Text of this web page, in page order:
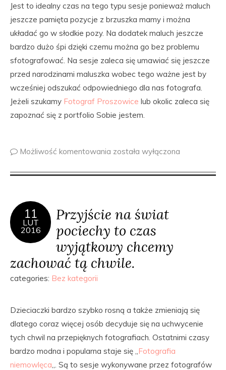
Jest to idealny czas na tego typu sesje ponieważ maluch
jeszcze pamięta pozycje z brzuszka mamy i można
układać go w słodkie pozy. Na dodatek maluch jeszcze
bardzo dużo śpi dzięki czemu można go bez problemu
sfotografować. Na sesje zaleca się umawiać się jeszcze
przed narodzinami maluszka wobec tego ważne jest by
wcześniej odszukać odpowiedniego dla nas fotografa.
Jeżeli szukamy Fotograf Proszowice lub okolic zaleca się
zapoznać się z portfolio Sobie jestem.
Możliwość komentowania została wyłączona
11
LUT
2016
Przyjście na świat
pociechy to czas
wyjątkowy chcemy
zachować tą chwile.
categories: Bez kategorii
Dzieciaczki bardzo szybko rosną a także zmieniają się
dlatego coraz więcej osób decyduje się na uchwycenie
tych chwil na przepięknych fotografiach. Ostatnimi czasy
bardzo modna i popularna staje się „ Fotografia
niemowlęca „. Są to sesje wykonywane przez fotografów